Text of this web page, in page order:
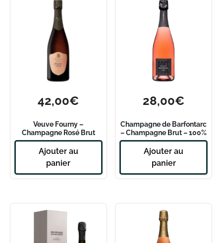
42,00€
Veuve Fourny –
Champagne Rosé Brut
Premier Cru
Ajouter au
panier
28,00€
Champagne de Barfontarc
– Champagne Brut – 100%
Rosé
Ajouter au
panier